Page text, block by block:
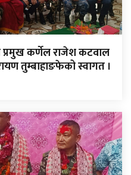
कर्णेल राजेश कटवाल
तुम्बाहाङफेको स्वागत ।